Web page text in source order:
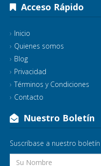
Acceso Rápido
Inicio
Quienes somos
Blog
Privacidad
Términos y Condiciones
Contacto
Nuestro Boletín
Suscríbase a nuestro boletín